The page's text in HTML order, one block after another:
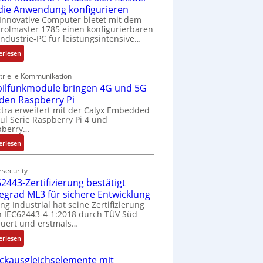
Anwendung konfigurieren
Computer bietet mit dem
1785 einen konfigurierbaren
PC für leistungsintensive…
:
1
9
-
Z
o
l
l
-
I
d
u
s
t
r
i
e
Kommunikation
bringen 4G und 5G
Raspberry Pi
erweitert mit der Calyx Embedded
Serie Raspberry Pi 4 und
:
M
b
i
l
f
u
n
k
Zertifizierung bestätigt
ML3 für sichere Entwicklung
Industrial hat seine Zertifizierung
IEC62443-4-1:2018 durch TÜV Süd
und erstmals…
:
I
E
mit